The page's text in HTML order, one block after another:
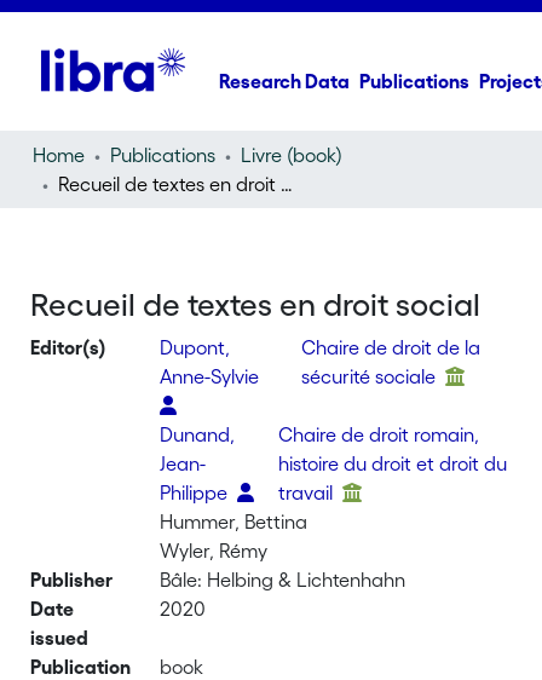
Research Data Publications
Home Publications
Livre (book)
Recueil de textes en droit social
Recueil de textes en droit social
Editor(s)
Dupont,
Anne-Sylvie
Chaire de droit de la
sécurité sociale
Dunand,
Jean-
Philippe
Chaire de droit romain,
histoire du droit et droit du
travail
Hummer, Bettina
Wyler, Rémy
Publisher
Bâle: Helbing & Lichtenhahn
Date
issued
2020
Publication
book